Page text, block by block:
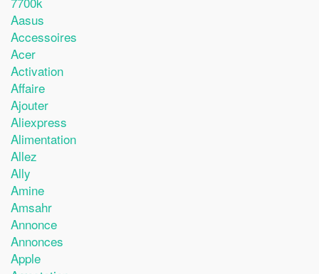
Aasus
Accessoires
Acer
Activation
Affaire
Ajouter
Aliexpress
Alimentation
Allez
Ally
Amine
Amsahr
Annonce
Annonces
Apple